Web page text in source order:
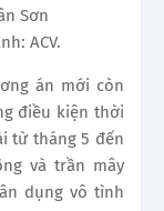
Sơn
ACV.
án mới còn
điều kiện thời
từ tháng 5 đến
và trần mây
dụng vô tình